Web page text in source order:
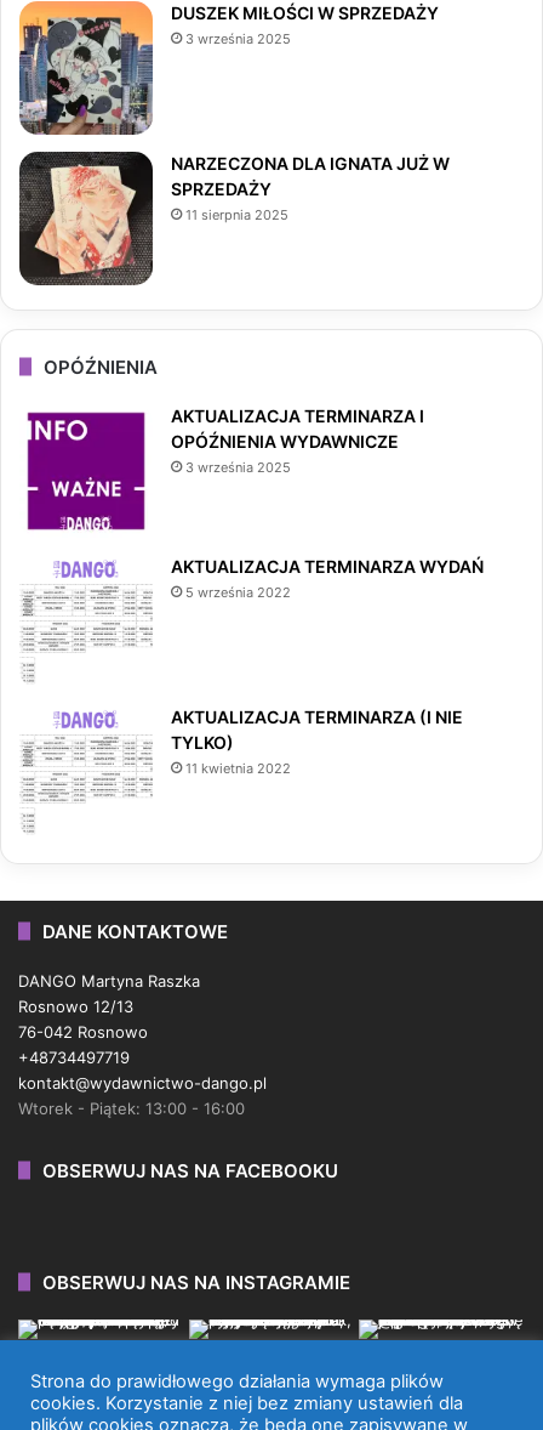
k
DUSZEK MIŁOŚCI W SPRZEDAŻY
3 września 2025
NARZECZONA DLA IGNATA JUŻ W
SPRZEDAŻY
11 sierpnia 2025
OPÓŹNIENIA
AKTUALIZACJA TERMINARZA I
OPÓŹNIENIA WYDAWNICZE
3 września 2025
AKTUALIZACJA TERMINARZA WYDAŃ
5 września 2022
AKTUALIZACJA TERMINARZA (I NIE
TYLKO)
11 kwietnia 2022
DANE KONTAKTOWE
DANGO Martyna Raszka
Rosnowo 12/13
76-042 Rosnowo
+48734497719
kontakt@wydawnictwo-dango.pl
Wtorek - Piątek: 13:00 - 16:00
OBSERWUJ NAS NA FACEBOOKU
OBSERWUJ NAS NA INSTAGRAMIE
Strona do prawidłowego działania wymaga plików
cookies. Korzystanie z niej bez zmiany ustawień dla
plików cookies oznacza, że będą one zapisywane w